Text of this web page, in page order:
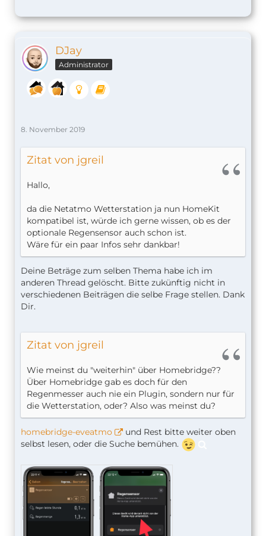
DJay
Administrator
8. November 2019
Zitat von jgreil
Hallo,
da die Netatmo Wetterstation ja nun HomeKit
kompatibel ist, würde ich gerne wissen, ob es der
optionale Regensensor auch schon ist.
Wäre für ein paar Infos sehr dankbar!
Deine Beträge zum selben Thema habe ich im
anderen Thread gelöscht. Bitte zukünftig nicht in
verschiedenen Beiträgen die selbe Frage stellen. Dank
Dir.
Zitat von jgreil
Wie meinst du "weiterhin" über Homebridge??
Über Homebridge gab es doch für den
Regenmesser auch nie ein Plugin, sondern nur für
die Wetterstation, oder? Also was meinst du?
homebridge-eveatmo
und Rest bitte weiter oben
selbst lesen, oder die Suche bemühen.